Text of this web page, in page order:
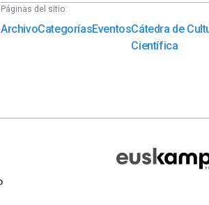
Páginas del sitio:
ArchivoCategoríasEventosCátedra de
Científica
Fundazioa